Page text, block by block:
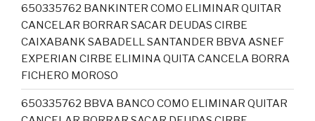
650335762 BANKINTER COMO ELIMINAR QUITAR
CANCELAR BORRAR SACAR DEUDAS CIRBE
CAIXABANK SABADELL SANTANDER BBVA ASNEF
EXPERIAN CIRBE ELIMINA QUITA CANCELA BORRA
FICHERO MOROSO
650335762 BBVA BANCO COMO ELIMINAR QUITAR